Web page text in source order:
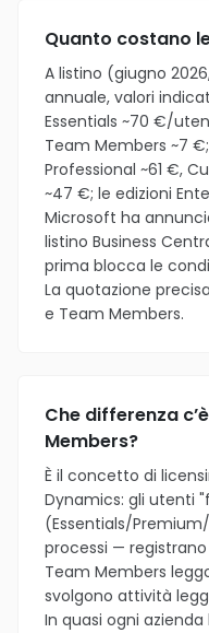
Quanto costano
A listino (giugno
annuale, valori
Essentials ~70 €/
Team Members ~7
Professional ~61 €,
~47 €; le edizioni
Microsoft ha
listino Business
prima blocca le
La quotazione
e Team Members.
Che differenza
Members?
È il concetto di
Dynamics: gli utenti
(Essentials/
processi —
Team Members
svolgono attività
In quasi ogni